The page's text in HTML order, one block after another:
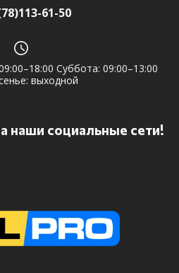
61-50
Суббота: 09:00–13:00
выходной
наши социальные сети!